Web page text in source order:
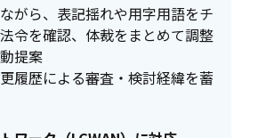
がら、表記揺れや用字用語をチ
令を確認、体裁をまとめて調整
提案
履歴による審査・検討経緯を蓄